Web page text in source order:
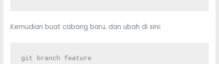
Kemudian buat cabang baru, dan ubah di sini:
git branch feature